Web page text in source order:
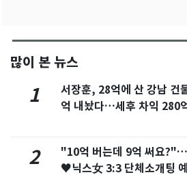
많이 본 뉴스
1
서장훈, 28억에 산 강남 건
억 내놨다…세후 차익 280
2
"10억 버는데 9억 써요
♥닉스女 3:3 단체소개팅